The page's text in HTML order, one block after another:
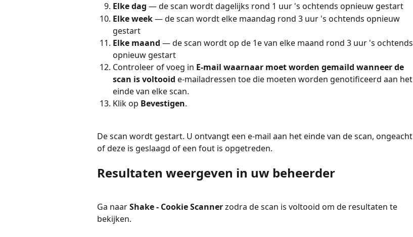
Elke dag — de scan wordt dagelijks rond 1 uur 's ochtends opnieuw gestart
Elke week — de scan wordt elke maandag rond 3 uur 's ochtends opnieuw
gestart
Elke maand — de scan wordt op de 1e van elke maand rond 3 uur 's ochtends
opnieuw gestart
Controleer of voeg in E-mail waarnaar moet worden gemaild wanneer de
scan is voltooid e-mailadressen toe die moeten worden genotificeerd aan het
einde van elke scan.
Klik op Bevestigen.
De scan wordt gestart. U ontvangt een e-mail aan het einde van de scan, ongeacht
of deze is geslaagd of een fout is opgetreden.
Resultaten weergeven in uw beheerder
Ga naar Shake - Cookie Scanner zodra de scan is voltooid om de resultaten te
bekijken.